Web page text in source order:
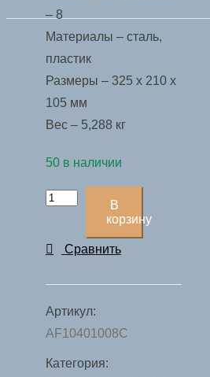
– 8
Материалы – сталь,
пластик
Размеры – 325 х 210 х
105 мм
Вес – 5,288 кг
50 в наличии
Количество
снятия/
установки
сцепления
В
корзину
Сравнить
Артикул:
AF10401008C
Категория: